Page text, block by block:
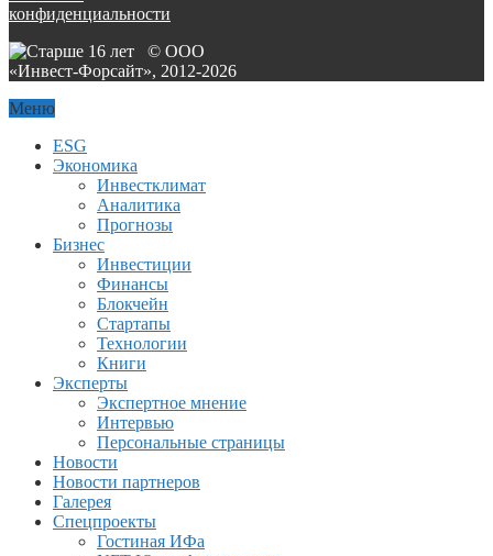
конфиденциальности
© ООО
«Инвест-Форсайт», 2012-2026
Меню
ESG
Экономика
Инвестклимат
Аналитика
Прогнозы
Бизнес
Инвестиции
Финансы
Блокчейн
Стартапы
Технологии
Книги
Эксперты
Экспертное мнение
Интервью
Персональные страницы
Новости
Новости партнеров
Галерея
Спецпроекты
Гостиная ИФа